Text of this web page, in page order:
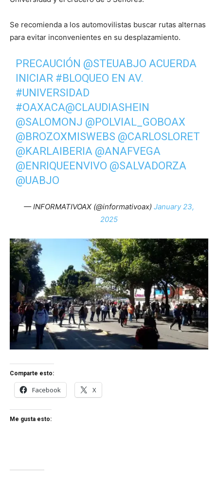
Se recomienda a los automovilistas buscar rutas alternas
para evitar inconvenientes en su desplazamiento.
PRECAUCIÓN @STEUABJO ACUERDA
INICIAR #BLOQUEO EN AV.
#UNIVERSIDAD
#OAXACA@CLAUDIASHEIN
@SALOMONJ @POLVIAL_GOBOAX
@BROZOXMISWEBS @CARLOSLORET
@KARLAIBERIA @ANAFVEGA
@ENRIQUEENVIVO @SALVADORZA
@UABJO
— INFORMATIVOAX (@informativoax) January 23,
2025
Comparte esto:
Facebook X
Me gusta esto: